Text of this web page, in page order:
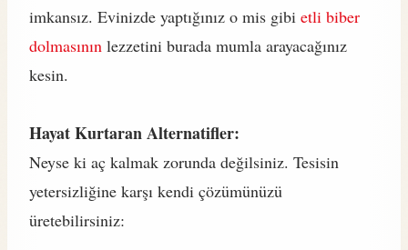
imkansız. Evinizde yaptığınız o mis gibi etli biber
dolmasının lezzetini burada mumla arayacağınız
kesin.
Hayat Kurtaran Alternatifler:
Neyse ki aç kalmak zorunda değilsiniz. Tesisin
yetersizliğine karşı kendi çözümünüzü
üretebilirsiniz: